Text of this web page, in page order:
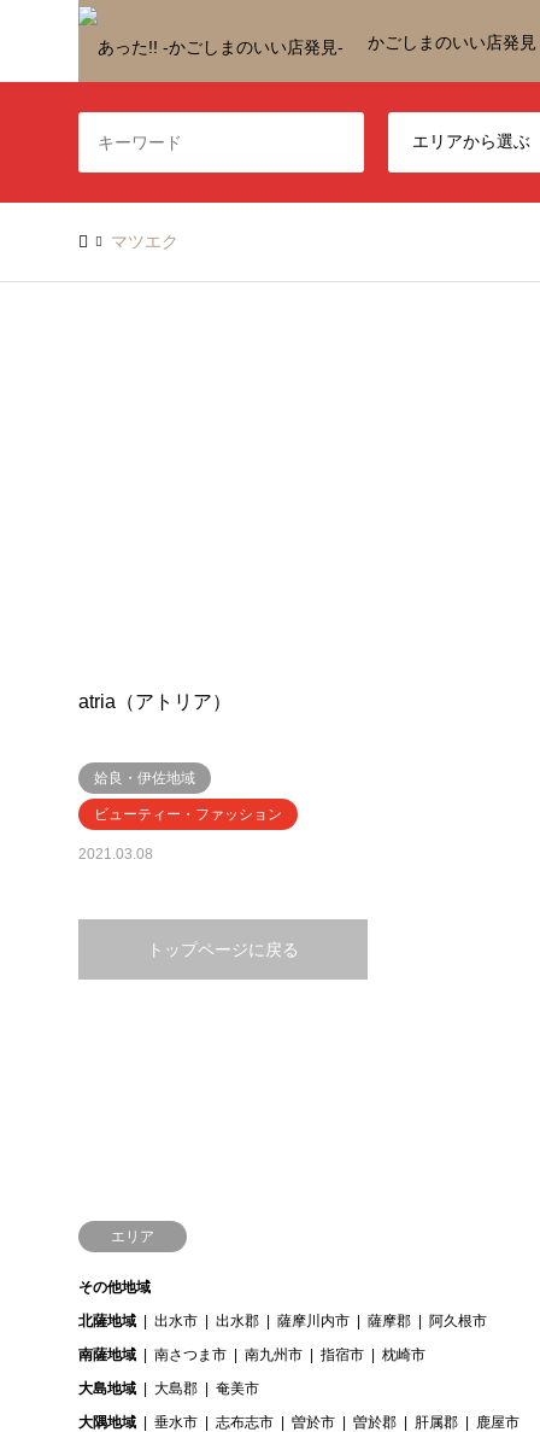
かごしまのいい店発見
マツエク
atria（アトリア）
姶良・伊佐地域
ビューティー・ファッション
2021.03.08
トップページに戻る
エリア
その他地域
北薩地域
出水市 出水郡 薩摩川内市 薩摩郡
阿久根市
南薩地域
南さつま市 南九州市 指宿市
枕崎市
大島地域
大島郡
奄美市
大隅地域
垂水市 志布志市 曽於市 曽於郡 肝属郡
鹿屋市